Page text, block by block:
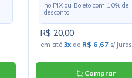
no PIX ou Boleto com 10% de
desconto
R$ 20,00
em até 3xde R$ 6,67s/ juros
Comprar